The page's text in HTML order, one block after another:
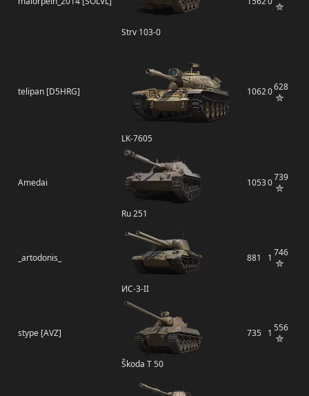
Strv 103-0
telipan [D5HRG]
LK-7605
10620628
Amedai
Ru 251
10530739
_artodonis_
ИС-3-II
881 1 746
stype [AVZ]
Škoda T 50
735 1 556